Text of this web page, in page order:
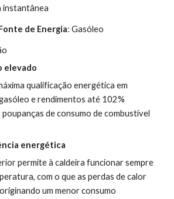
instantânea
de Energia: Gasóleo
elevado
qualificação energética em
e rendimentos até 102%
de consumo de combustível
energética
permite à caldeira funcionar sempre
com o que as perdas de calor
um menor consumo